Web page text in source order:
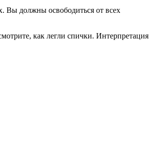
Вы должны освободиться от всех
как легли спички. Интерпретация